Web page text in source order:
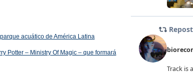
acuático de América Latina
Potter – Ministry Of Magic – que formará